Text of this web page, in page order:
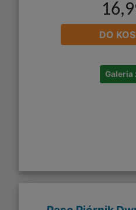
DO
Galeria